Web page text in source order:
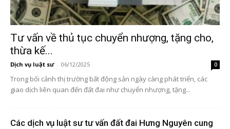
Tư vấn về thủ tục chuyển nhượng, tặng cho,
thừa kế...
Dịch vụ luật sư - 06/12/2025 0
Trong bối cảnh thị trường bất động sản ngày càng phát triển, các
giao dịch liên quan đến đất đai như chuyển nhượng, tặng...
Các dịch vụ luật sư tư vấn đất đai Hưng Nguyên cung